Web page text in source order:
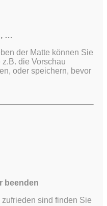
…
der Matte können Sie
die Vorschau
oder speichern, bevor
beenden
sind finden Sie